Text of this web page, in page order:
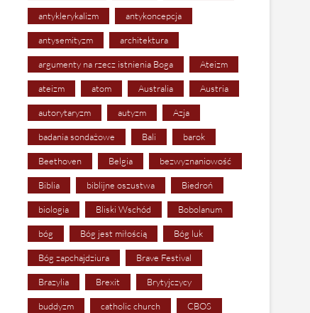
antyklerykalizm antykoncepcja
antysemityzm architektura
argumenty na rzecz istnienia Boga Ateizm
ateizm atom Australia Austria
autorytaryzm autyzm Azja
badania sondażowe Bali barok
Beethoven Belgia bezwyznaniowość
Biblia biblijne oszustwa Biedroń
biologia Bliski Wschód Bobolanum
bóg Bóg jest miłością Bóg luk
Bóg zapchajdziura Brave Festival
Brazylia Brexit Brytyjczycy
buddyzm catholic church CBOS